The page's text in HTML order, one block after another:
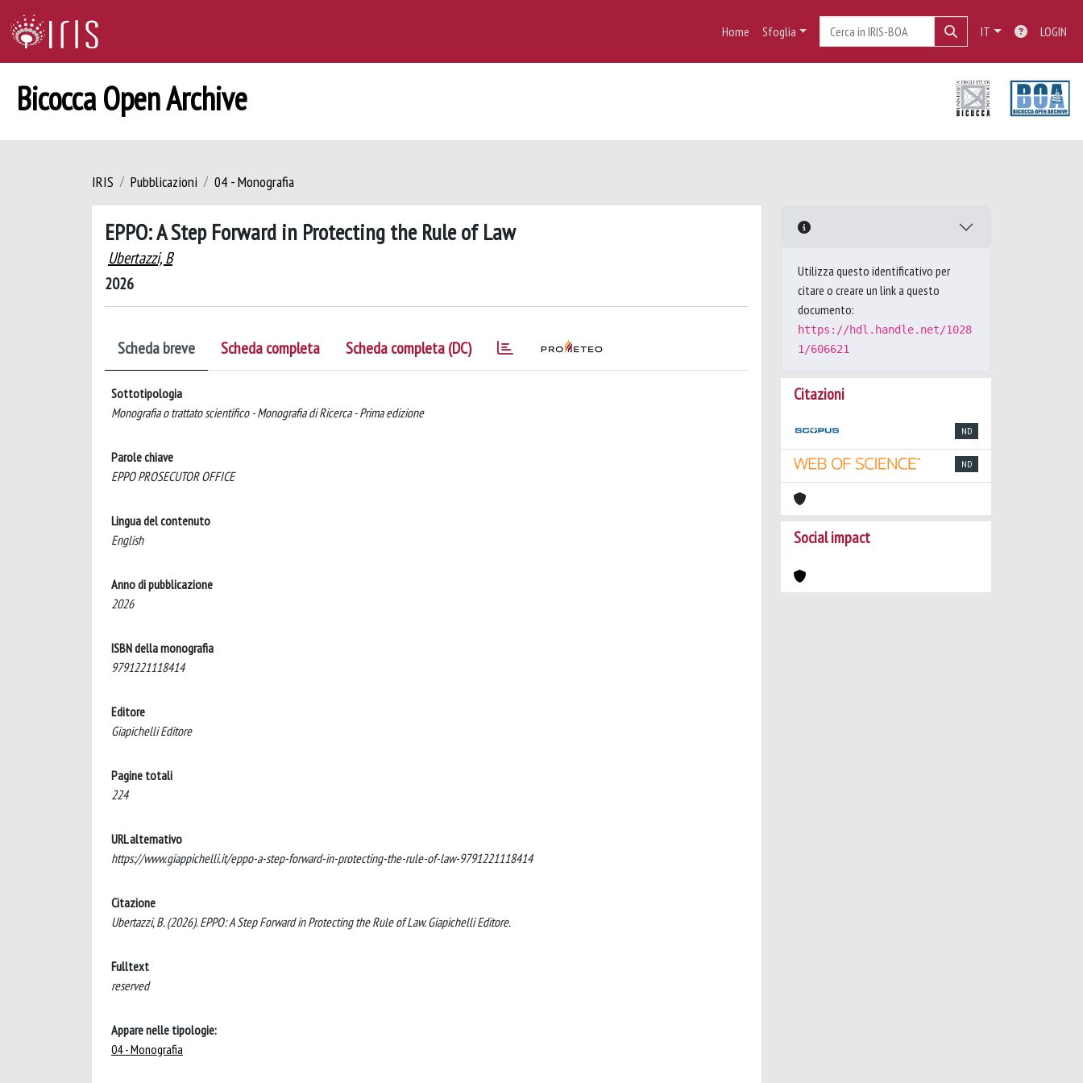
Home Sfoglia IT LOGIN
Bicocca Open Archive
IRIS Pubblicazioni 04 - Monografia
EPPO: A Step Forward in Protecting the Rule of Law
Ubertazzi, B
2026
Scheda breve Scheda completa Scheda completa (DC)
Sottotipologia
Monografia o trattato scientifico - Monografia di Ricerca - Prima edizione
Parole chiave
EPPO PROSECUTOR OFFICE
Lingua del contenuto
English
Anno di pubblicazione
2026
ISBN della monografia
9791221118414
Editore
Giapichelli Editore
Pagine totali
224
URL alternativo
https://www.giappichelli.it/eppo-a-step-forward-in-protecting-the-rule-of-law-9791221118414
Citazione
Ubertazzi, B. (2026). EPPO: A Step Forward in Protecting the Rule of Law. Giapichelli Editore.
Fulltext
reserved
Appare nelle tipologie:
04 - Monografia
Utilizza questo identificativo per
citare o creare un link a questo
documento:
https://hdl.handle.net/1028
1/606621
Citazioni
ND
ND
Social impact